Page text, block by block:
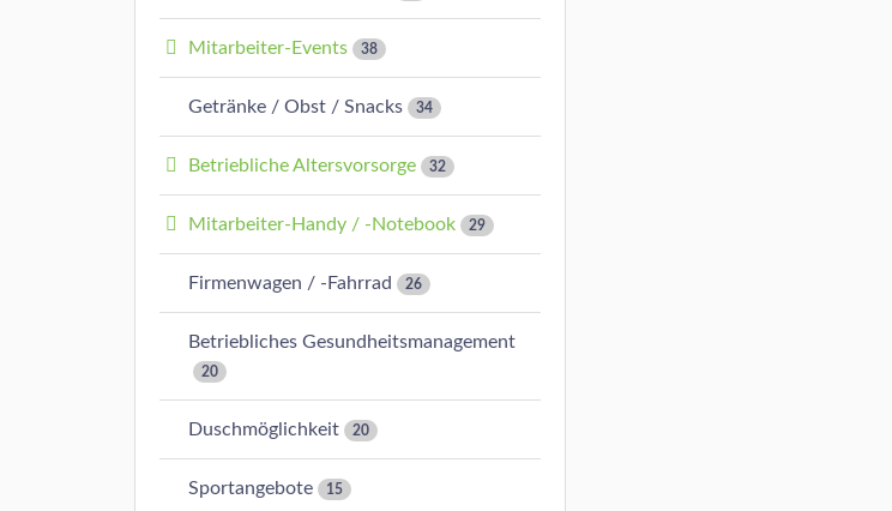
Mitarbeiter-Events 38
Getränke / Obst / Snacks 34
Betriebliche Altersvorsorge 32
Mitarbeiter-Handy / -Notebook 29
Firmenwagen / -Fahrrad 26
Betriebliches Gesundheitsmanagement
20
Duschmöglichkeit 20
Sportangebote 15